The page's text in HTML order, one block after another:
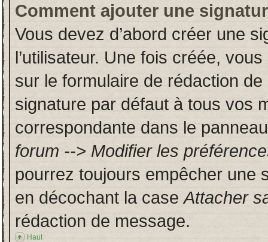
Comment ajouter une
Vous devez d’abord créer une
l’utilisateur. Une fois créée,
sur le formulaire de rédaction
signature par défaut à tous vos
correspondante dans le
forum --> Modifier les
pourrez toujours empêcher une
en décochant la caseAttacher
rédaction de message.
Haut